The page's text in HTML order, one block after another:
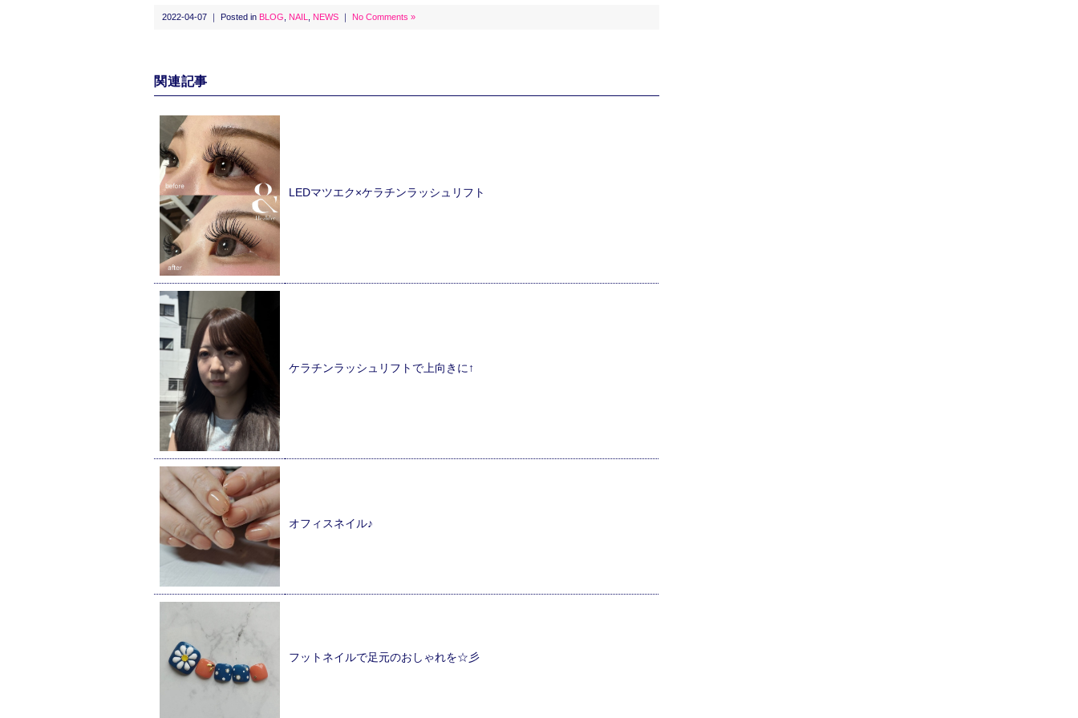
2022-04-07 ｜ Posted in BLOG NAIL NEWS ｜ No Comments »
関連記事
LEDマツエク×ケラチンラッシュリフト
ケラチンラッシュリフトで上向きに↑
オフィスネイル♪
フットネイルで足元のおしゃれを☆彡